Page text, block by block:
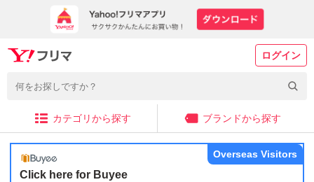
ログイン
カテゴリから探す ブランドから探す
Click here for Buyee
Overseas Visitors